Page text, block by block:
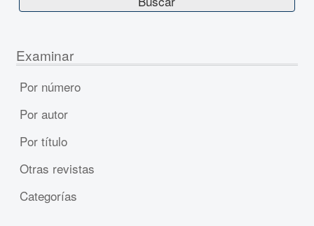
Examinar
Por número
Por autor
Por título
Otras revistas
Categorías